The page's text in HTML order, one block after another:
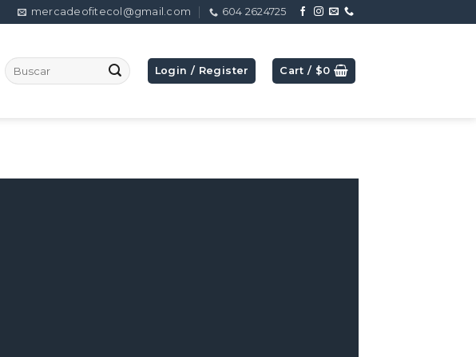
mercadeofitecol@gmail.com 604 2624725
Search
for:
Login / Register Cart / $0